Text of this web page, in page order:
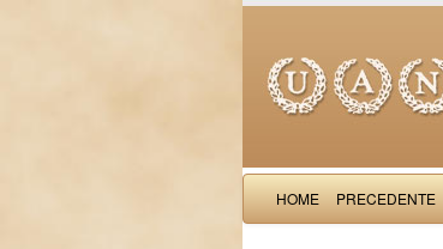
HOME PRECEDENTE